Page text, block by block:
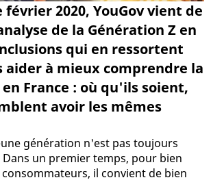
février 2020, YouGov vient de
de la Génération Z en
qui en ressortent
aider à mieux comprendre la
France : où qu'ils soient,
avoir les mêmes
génération n'est pas toujours
un premier temps, pour bien
il convient de bien